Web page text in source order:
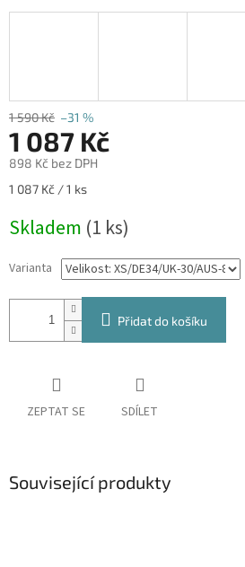
1 590 Kč –31 %
1 087 Kč
898 Kč bez DPH
Měrná
1 087 Kč / 1 ks
Skladem (1 ks)
Varianta
Přidat do košíku
ZEPTAT SE SDÍLET
Související produkty